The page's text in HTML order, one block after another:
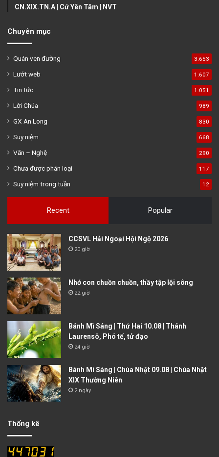
CN.XIX.TN.A | Cứ Yên Tâm | NVT
Chuyên mục
Quán ven đường 3.653
Lướt web 1.607
Tin tức 1.051
Lời Chúa 989
GX An Long 830
Suy niệm 668
Văn – Nghệ 290
Chưa được phân loại 117
Suy niệm trong tuần 12
Recent Popular
CCSVL Hải Ngoại Hội Ngộ 2026
20 giờ
Nhớ con chuồn chuồn, thầy tập lội sông
22 giờ
Bánh Mì Sáng | Thứ Hai 10.08 | Thánh
Laurensô, Phó tế, tử đạo
24 giờ
Bánh Mì Sáng | Chúa Nhật 09.08 | Chúa Nhật
XIX Thường Niên
2 ngày
Thống kê